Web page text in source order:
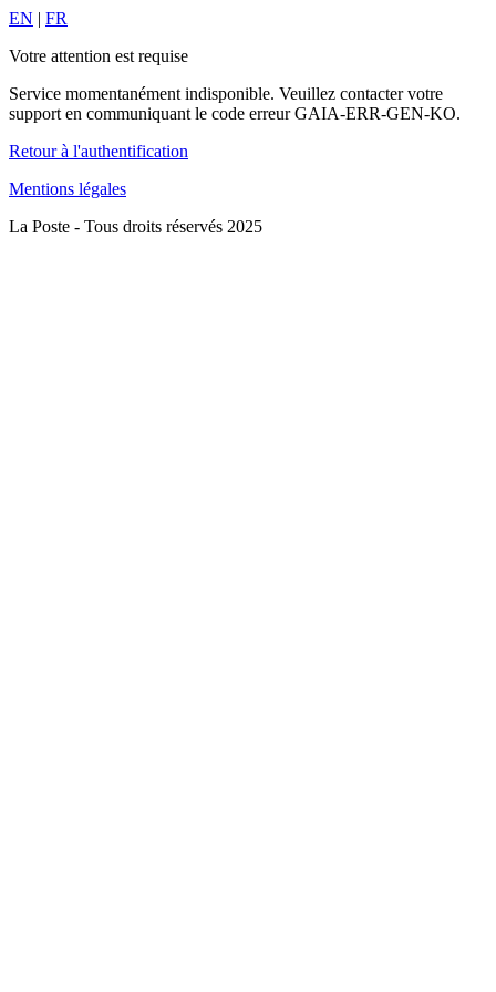
EN | FR
Votre attention est requise
Service momentanément indisponible. Veuillez contacter votre
support en communiquant le code erreur GAIA-ERR-GEN-KO.
Retour à l'authentification
Mentions légales
La Poste - Tous droits réservés 2025